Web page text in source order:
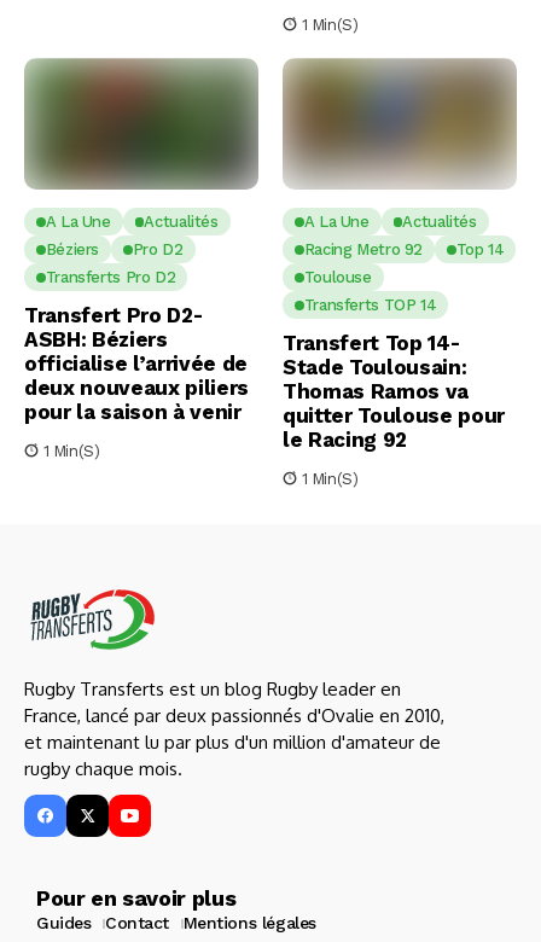
1 Min(s)
A La Une
Actualités
Béziers
Pro D2
Transferts Pro D2
Transfert Pro D2-
ASBH: Béziers
officialise l’arrivée de
deux nouveaux piliers
pour la saison à venir
1 Min(s)
A La Une
Actualités
Racing Metro 92
Top 14
Toulouse
Transferts TOP 14
Transfert Top 14-
Stade Toulousain:
Thomas Ramos va
quitter Toulouse pour
le Racing 92
1 Min(s)
Rugby Transferts est un blog Rugby leader en
France, lancé par deux passionnés d'Ovalie en 2010,
et maintenant lu par plus d'un million d'amateur de
rugby chaque mois.
Pour en savoir plus
Guides Contact Mentions légales